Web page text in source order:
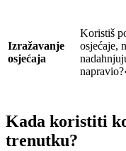
Izražavanje
osjećaja
Koristiš
osjećaje,
Kada koristiti
trenutku?